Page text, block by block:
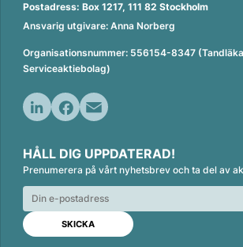
Postadress: Box 1217, 111 82 Stockholm
Ansvarig utgivare: Anna Norberg
Organisationsnummer: 556154-8347
Serviceaktiebolag)
n
k
e
d
n
c
e
b
o
o
k
a
i
l
HÅLL DIG UPPDATERAD!
Prenumerera på vårt nyhetsbrev och ta del av